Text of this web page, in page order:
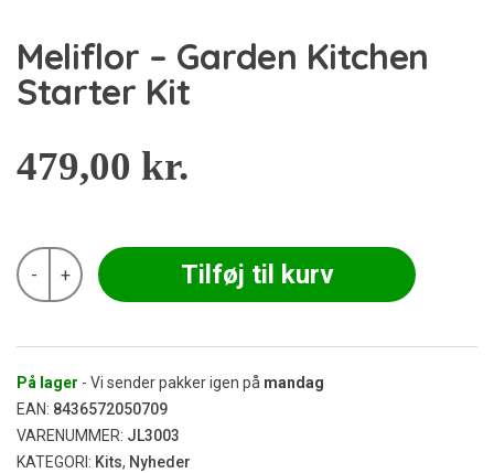
Meliflor – Garden Kitchen
Starter Kit
479,00 kr.
-
Meliflor
Garden
antal
+ Tilføj til kurv
På lager - Vi sender pakker igen på mandag
EAN: 8436572050709
VARENUMMER: JL3003
KATEGORI: Kits, Nyheder